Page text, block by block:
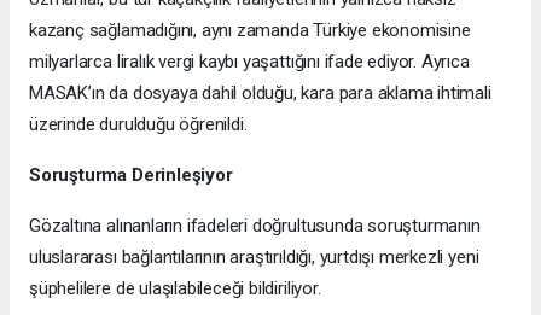
kazanç sağlamadığını, aynı zamanda Türkiye ekonomisine
milyarlarca liralık vergi kaybı yaşattığını ifade ediyor. Ayrıca
MASAK’ın da dosyaya dahil olduğu, kara para aklama ihtimali
üzerinde durulduğu öğrenildi.
Soruşturma Derinleşiyor
Gözaltına alınanların ifadeleri doğrultusunda soruşturmanın
uluslararası bağlantılarının araştırıldığı, yurtdışı merkezli yeni
şüphelilere de ulaşılabileceği bildiriliyor.